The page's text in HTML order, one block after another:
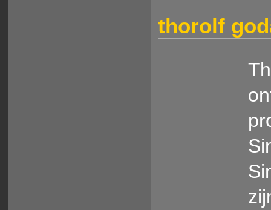
thorolf